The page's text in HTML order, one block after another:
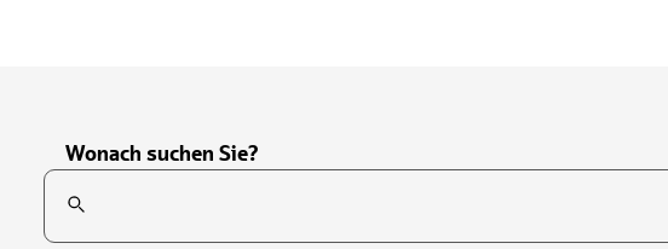
Wonach suchen Sie?
Suchfeld